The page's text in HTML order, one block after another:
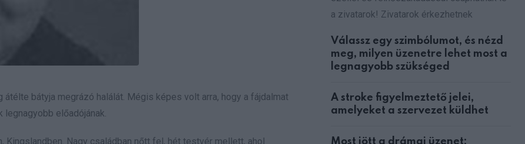
bátyja megrázó halálát. Mégis képes volt arra, hogy a fájdalmat
legnagyobb előadójának.
Nagy családban nőtt fel, hét testvér mellett, ahol
a zivatarok! Zivatarok érkezhetnek
Válassz egy szimbólumot, és nézd
meg, milyen üzenetre lehet most a
legnagyobb szükséged
A stroke figyelmeztető jelei,
amelyeket a szervezet küldhet
Most jött a drámai üzenet: